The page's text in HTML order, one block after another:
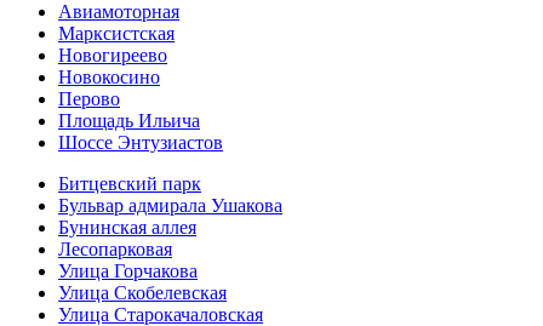
Авиамоторная
Марксистская
Новогиреево
Новокосино
Перово
Площадь Ильича
Шоссе Энтузиастов
Битцевский парк
Бульвар адмирала Ушакова
Бунинская аллея
Лесопарковая
Улица Горчакова
Улица Скобелевская
Улица Старокача­ловская